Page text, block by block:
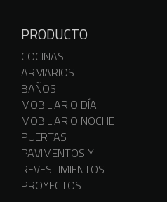
PRODUCTO
COCINAS
ARMARIOS
BAÑOS
MOBILIARIO DÍA
MOBILIARIO NOCHE
PUERTAS
PAVIMENTOS Y
REVESTIMIENTOS
PROYECTOS